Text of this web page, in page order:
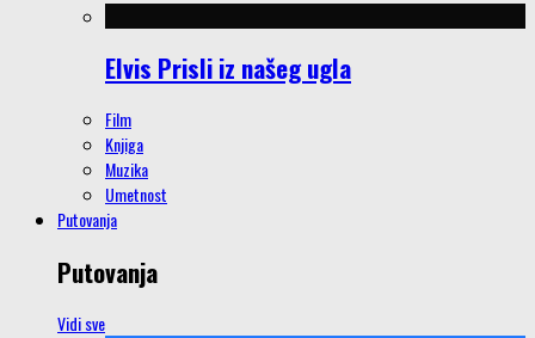
Elvis Prisli iz našeg ugla
Film
Knjiga
Muzika
Umetnost
Putovanja
Putovanja
Vidi sve